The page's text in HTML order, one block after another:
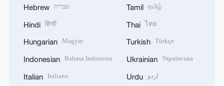
Hebrew עברית
Hindi हिन्दी
Hungarian Magyar
Indonesian Bahasa Indonesia
Italian Italiano
Tamil தமிழ்
Thai ไทย
Turkish Türkçe
Ukrainian Українська
Urdu اردو